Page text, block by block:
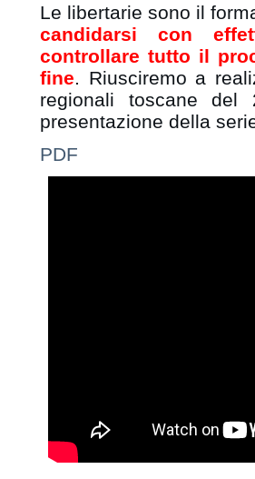
Le libertarie sono il
candidarsi con
controllare tutto il
fine. Riusciremo a
regionali toscane
presentazione della
PDF